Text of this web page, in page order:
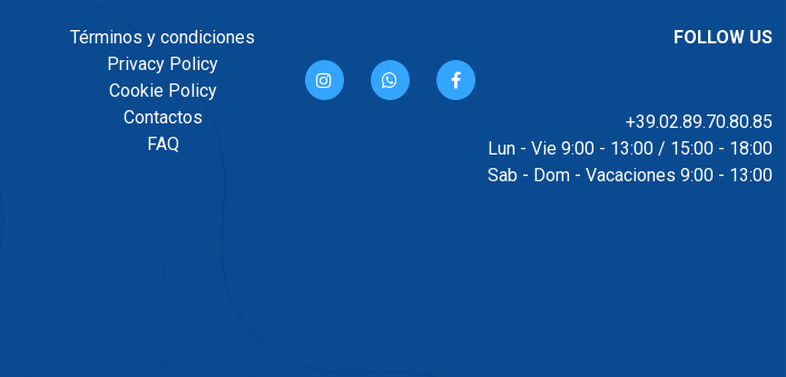
Términos y condiciones
Privacy Policy
Cookie Policy
Contactos
FAQ
FOLLOW US
+39.02.89.70.80.85
Lun - Vie 9:00 - 13:00 / 15:00 - 18:00
Sab - Dom - Vacaciones 9:00 - 13:00